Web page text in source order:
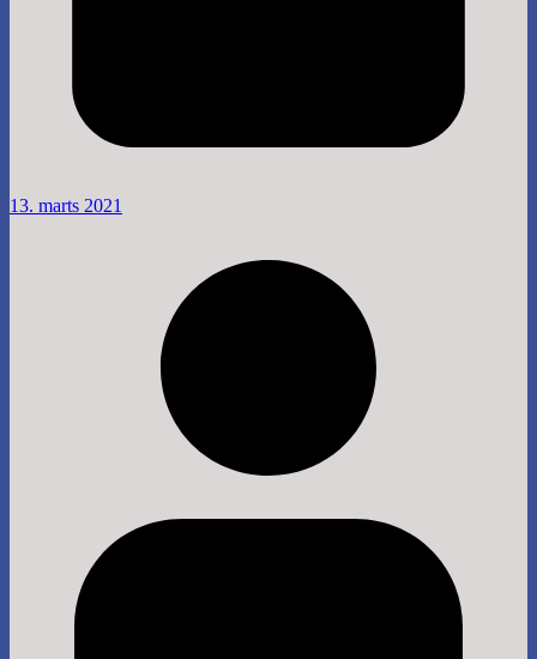
13. marts 2021